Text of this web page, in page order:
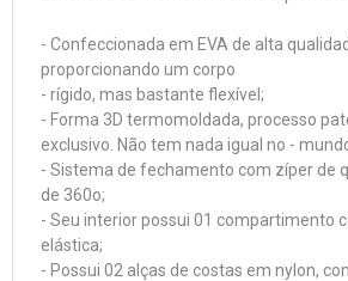
- Confeccionada em EVA de alta
proporcionando um corpo
- rígido, mas bastante flexível;
- Forma 3D termomoldada, processo
exclusivo. Não tem nada igual no -
- Sistema de fechamento com zíper de
de 360o;
- Seu interior possui 01 compartimento
elástica;
- Possui 02 alças de costas em nylon,